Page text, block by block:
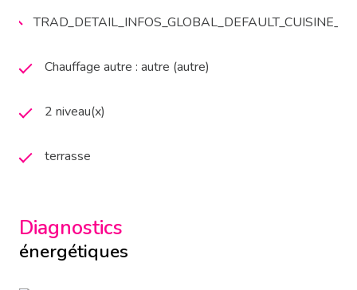
Chauffage autre : autre (autre)
2 niveau(x)
terrasse
Diagnostics
énergétiques